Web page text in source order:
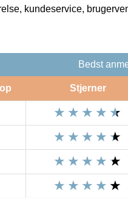
kundeservice,
Bedst
Stjerner